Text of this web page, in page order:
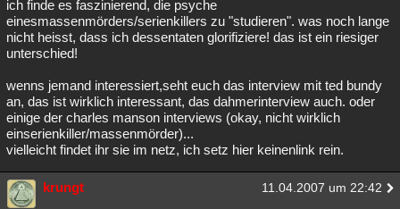
ich finde es faszinierend, die psyche
einesmassenmörders/serienkillers zu "studieren". was noch lange
nicht heisst, dass ich dessentaten glorifiziere! das ist ein riesiger
unterschied!
wenns jemand interessiert,seht euch das interview mit ted bundy
an, das ist wirklich interessant, das dahmerinterview auch. oder
einige der charles manson interviews (okay, nicht wirklich
einserienkiller/massenmörder)...
vielleicht findet ihr sie im netz, ich setz hier keinenlink rein.
krungt 11.04.2007 um 22:42